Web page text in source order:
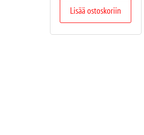
Lisää ostoskoriin